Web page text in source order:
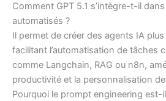
Comment GPT 5.1 s’intègre-t-il
automatisés ?
Il permet de créer des agents IA
facilitant l’automatisation de tâches
comme Langchain, RAG ou n8n,
productivité et la personnalisation
Pourquoi le prompt engineering est-